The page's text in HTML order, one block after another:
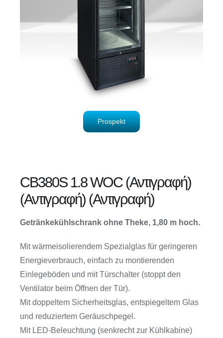
Prospekt
CB380S 1.8 WOC (Αντιγραφή)
(Αντιγραφή) (Αντιγραφή)
Getränkekühlschrank ohne Theke, 1,80 m hoch.
Mit wärmeisolierendem Spezialglas für geringeren
Energieverbrauch, einfach zu montierenden
Einlegeböden und mit Türschalter (stoppt den
Ventilator beim Öffnen der Tür).
Mit doppeltem Sicherheitsglas, entspiegeltem Glas
und reduziertem Geräuschpegel.
Mit LED-Beleuchtung (senkrecht zur Kühlkabine)